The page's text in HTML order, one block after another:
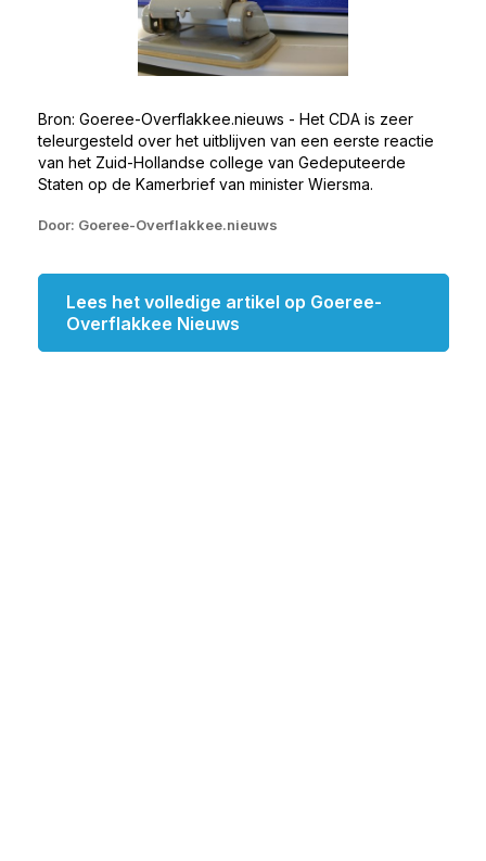
Bron: Goeree-Overflakkee.nieuws - Het CDA is zeer
teleurgesteld over het uitblijven van een eerste reactie
van het Zuid-Hollandse college van Gedeputeerde
Staten op de Kamerbrief van minister Wiersma.
Door: Goeree-Overflakkee.nieuws
Lees het volledige artikel op Goeree-
Overflakkee Nieuws